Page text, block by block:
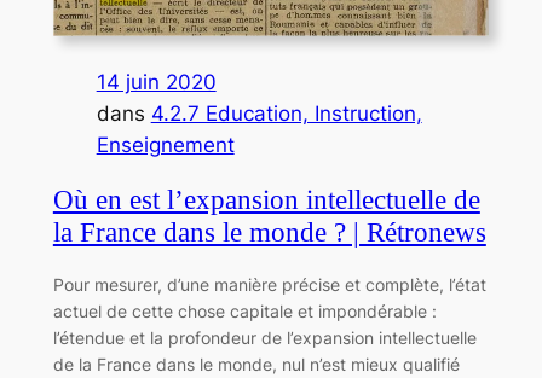
14 juin 2020
dans 4.2.7 Education, Instruction,
Enseignement
Où en est l’expansion intellectuelle de
la France dans le monde ? | Rétronews
Pour mesurer, d’une manière précise et complète, l’état
actuel de cette chose capitale et impondérable :
l’étendue et la profondeur de l’expansion intellectuelle
de la France dans le monde, nul n’est mieux qualifié